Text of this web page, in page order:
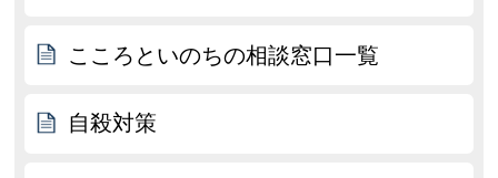
こころといのちの相談窓口一覧
自殺対策